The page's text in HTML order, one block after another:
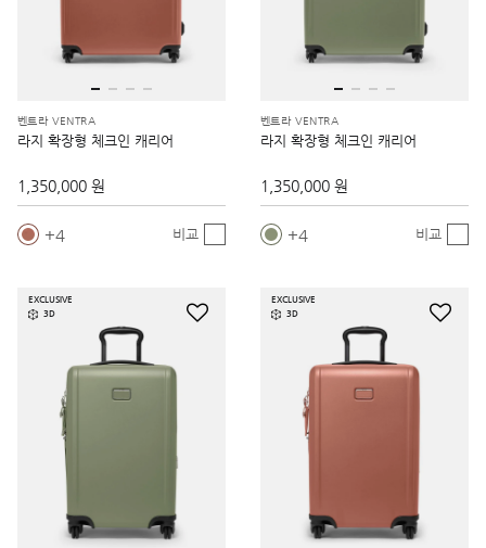
벤트라 VENTRA
라지 확장형 체크인 캐리어
1,350,000 원
4 비교
벤트라 VENTRA
라지 확장형 체크인 캐리어
1,350,000 원
4 비교
EXCLUSIVE
3D
EXCLUSIVE
3D